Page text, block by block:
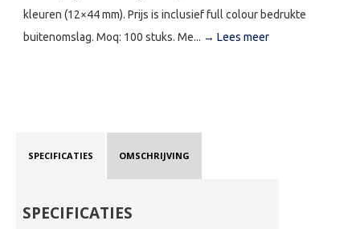
kleuren (12×44 mm). Prijs is inclusief full colour bedrukte
buitenomslag. Moq: 100 stuks. Me... → Lees meer
SPECIFICATIES OMSCHRIJVING
SPECIFICATIES